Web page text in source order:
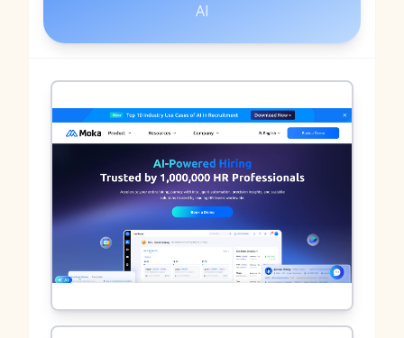
AI